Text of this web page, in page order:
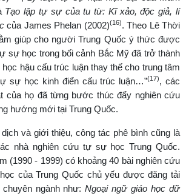
Tạo lập tự sự của tu từ: Kĩ xảo, độc giả, lí
của James Phelan (2002)(16). Theo Lê Thời
giúp cho người Trung Quốc ý thức được
sự học trong bối cảnh Bắc Mỹ đã trở thành
hậu cấu trúc luận thay thế cho trung tâm
sự học kinh điển cấu trúc luận…”(17), các
của họ đã từng bước thúc đẩy nghiên cứu
hướng mới tại Trung Quốc.
và giới thiệu, công tác phê bình cũng là
nhà nghiên cứu tự sự học Trung Quốc.
(1990 - 1999) có khoảng 40 bài nghiên cứu
của Trung Quốc chủ yếu được đăng tải
ngành như:Ngoại ngữ giáo học dữ